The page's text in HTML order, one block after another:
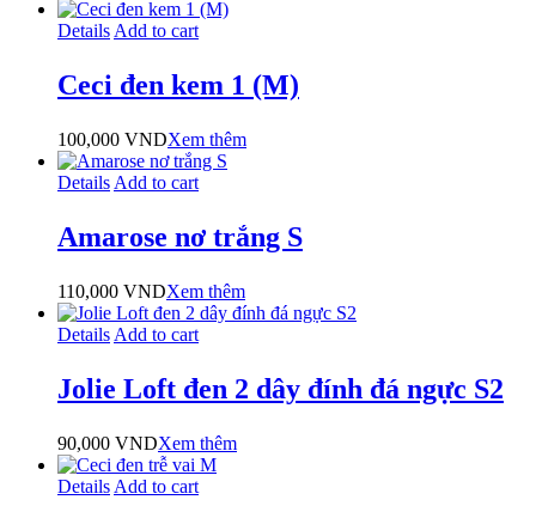
Details Add to cart
Ceci đen kem 1 (M)
100,000 VNDXem thêm
Details Add to cart
Amarose nơ trắng S
110,000 VNDXem thêm
Details Add to cart
Jolie Loft đen 2 dây đính đá ngực S2
90,000 VNDXem thêm
Details Add to cart